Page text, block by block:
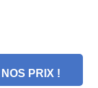
PRIX !